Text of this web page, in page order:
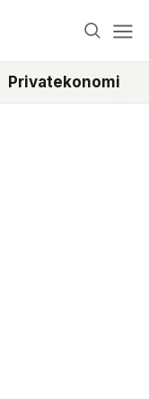
Privatekonomi